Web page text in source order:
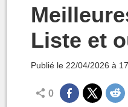
Liste et
Publié le 22/04/2026 à
0